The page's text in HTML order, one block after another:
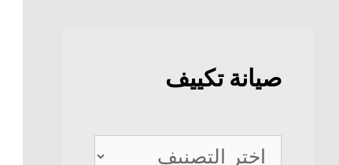
صيانة تكييف
صيانة